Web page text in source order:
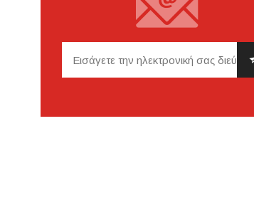
αίτια του δυστυχήματος
2024-03-21 20:45:14
Hellenic Train: Με λεωφορεία η διαδρομή
2024-03-21 18:38:54